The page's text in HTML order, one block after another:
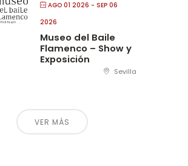
AGO 01 2026 - SEP 06
2026
Museo del Baile
Flamenco – Show y
Exposición
Sevilla
VER MÁS